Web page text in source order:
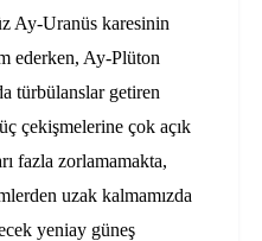
Ay-Uranüs karesinin
ederken, Ay-Plüton
türbülanslar getiren
çekişmelerine çok açık
fazla zorlamamakta,
uzak kalmamızda
yeniay güneş